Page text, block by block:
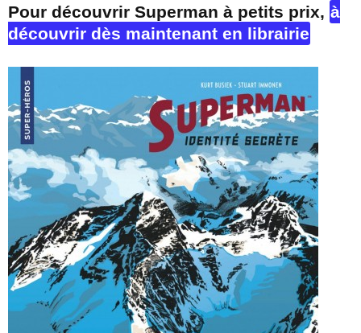
Pour découvrir Superman à petits prix, à
découvrir dès maintenant en librairie